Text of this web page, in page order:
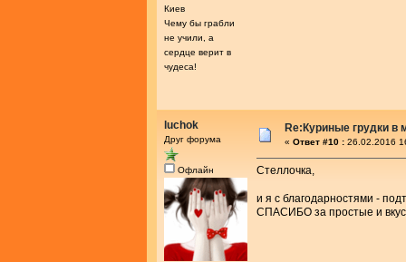
Киев
Чему бы грабли
не учили, а
сердце верит в
чудеса!
luchok
Друг форума
Офлайн
Re:Куриные грудки в
« Ответ #10 : 26.02.2016
Стеллочка,
и я с благодарностями -
СПАСИБО за простые и